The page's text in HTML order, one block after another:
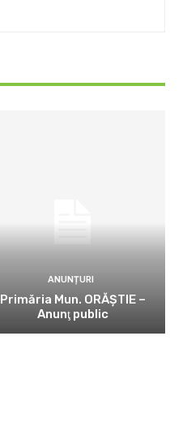
ANUNȚURI
Primăria Mun. ORĂȘTIE –
Anunţ public